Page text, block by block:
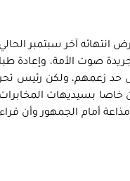
انتهائه آخر سبتمبر
صوت الأمة،
زعمهم، ولكن رئيس
بسيديهات
أمام الجمهور وأن